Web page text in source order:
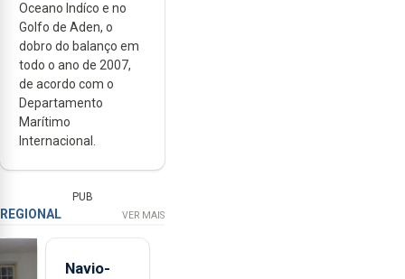
Oceano Indíco e no
Golfo de Aden, o
dobro do balanço em
todo o ano de 2007,
de acordo com o
Departamento
Marítimo
Internacional.
PUB
REGIONAL VER MAIS
Navio-